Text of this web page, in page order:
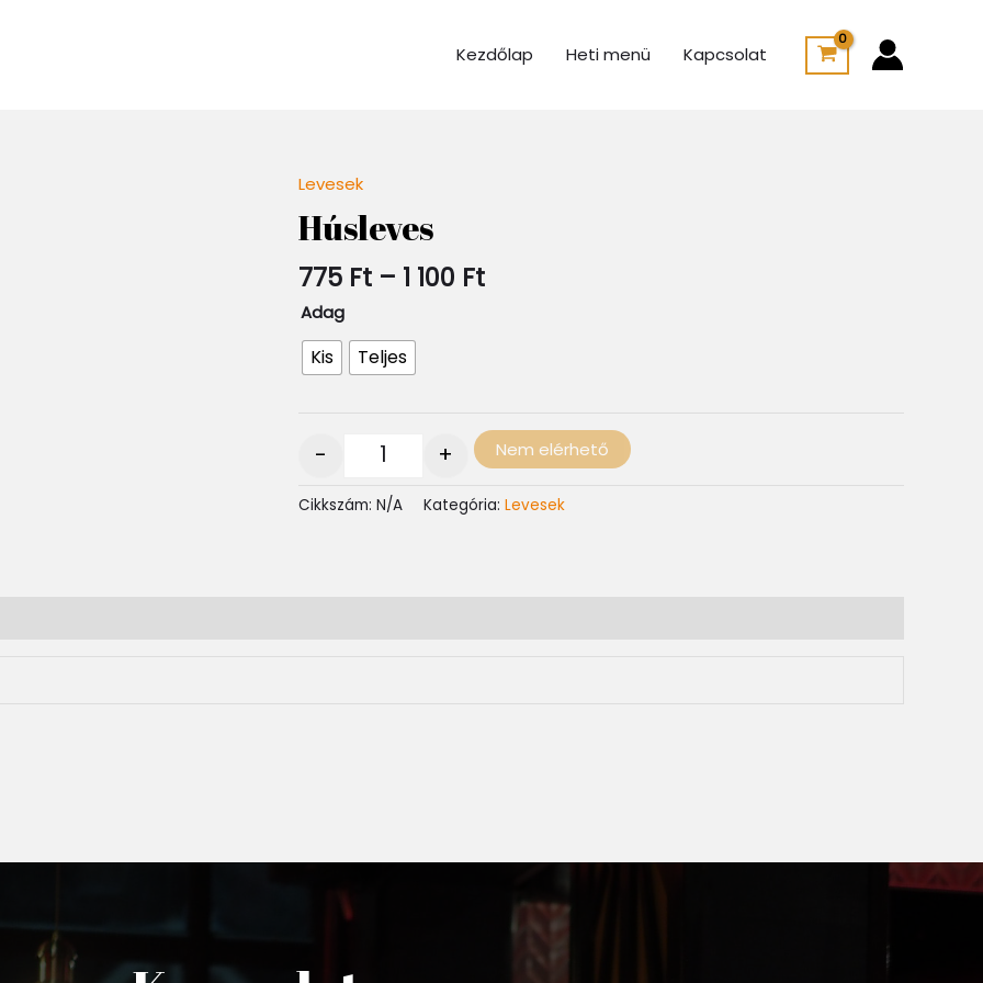
Kezdőlap Heti menü Kapcsolat
Levesek
Húsleves
775 Ft – 1 100 Ft1
100 Ft
Adag
Kis Teljes
- + Nem elérhető
Cikkszám: N/A Kategória: Levesek